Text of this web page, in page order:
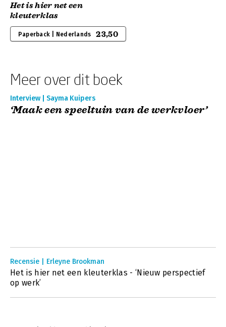
Het is hier net een
kleuterklas
Paperback | Nederlands 23,50
Meer over dit boek
Interview | Sayma Kuipers
‘Maak een speeltuin van de werkvloer’
Recensie | Erleyne Brookman
Het is hier net een kleuterklas - ‘Nieuw perspectief
op werk’